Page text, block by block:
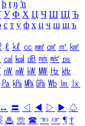
þ ŧ ŋ ŉ
У Ф Х Ц Ч Ш Щ Ъ
с т у ф х ц ч ш щ ъ
ℓ ㎘ ㏄ ㎣ ㎤ ㎥ ㎦
㎈ ㎉ ㏈ ㎧ ㎨ ㎰
㎻ ㎽ ㎾ ㎿ ㎐ ㎑
㎩ ㎪ ㎫ ㎬ ㏝ ㏐
㏓
↔ 〓 ◁ ◀ ▷ ▶ ♤
♨ ☏ ☎ ☜ ☞ ¶ †